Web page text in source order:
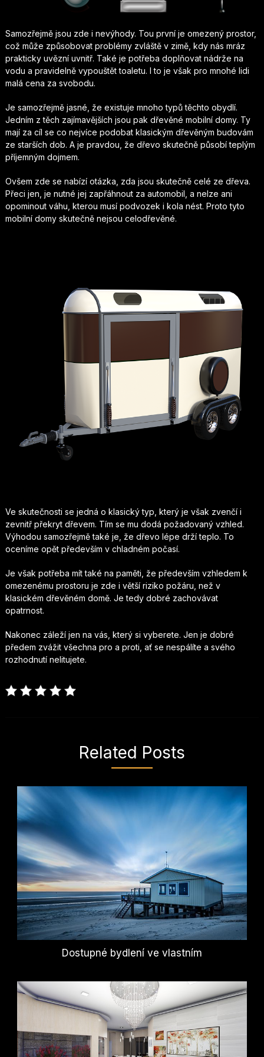
Samozřejmě jsou zde i nevýhody. Tou první je omezený prostor,
což může způsobovat problémy zvláště v zimě, kdy nás mráz
prakticky uvězní uvnitř. Také je potřeba doplňovat nádrže na
vodu a pravidelně vypouštět toaletu. I to je však pro mnohé lidi
malá cena za svobodu.
Je samozřejmě jasné, že existuje mnoho typů těchto obydlí.
Jedním z těch zajímavějších jsou pak dřevěné mobilní domy. Ty
mají za cíl se co nejvíce podobat klasickým dřevěným budovám
ze starších dob. A je pravdou, že dřevo skutečně působí teplým
příjemným dojmem.
Ovšem zde se nabízí otázka, zda jsou skutečně celé ze dřeva.
Přeci jen, je nutné jej zapřáhnout za automobil, a nelze ani
opominout váhu, kterou musí podvozek i kola nést. Proto tyto
mobilní domy skutečně nejsou celodřevěné.
Ve skutečnosti se jedná o klasický typ, který je však zvenčí i
zevnitř překryt dřevem. Tím se mu dodá požadovaný vzhled.
Výhodou samozřejmě také je, že dřevo lépe drží teplo. To
oceníme opět především v chladném počasí.
Je však potřeba mít také na paměti, že především vzhledem k
omezenému prostoru je zde i větší riziko požáru, než v
klasickém dřevěném domě. Je tedy dobré zachovávat
opatrnost.
Nakonec záleží jen na vás, který si vyberete. Jen je dobré
předem zvážit všechna pro a proti, ať se nespálíte a svého
rozhodnutí nelitujete.
Related Posts
Dostupné bydlení ve vlastním